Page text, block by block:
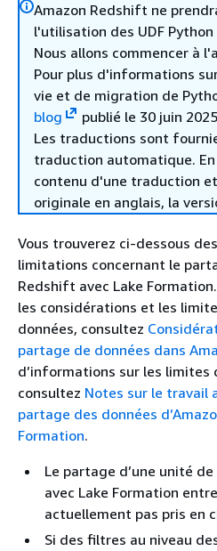
Amazon Redshift ne
l'utilisation des UDF
Nous allons commencer à
Pour plus d'informations
vie et de migration de
blog
publié le 30 juin
Les traductions sont
traduction automatique.
contenu d'une traduction
originale en anglais, la
Vous trouverez ci-dessous
limitations concernant le
Redshift avec Lake
les considérations et les
données, consultez
partage de données dans
d’informations sur les limites
consultez Notes sur le travail
partage des données
Formation.
Le partage d’une unité
avec Lake Formation
actuellement pas pris en
Si des filtres au niveau